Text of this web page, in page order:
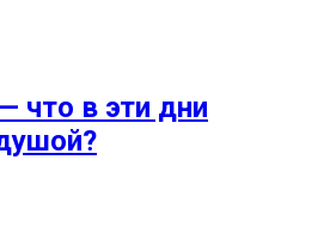
что в эти дни